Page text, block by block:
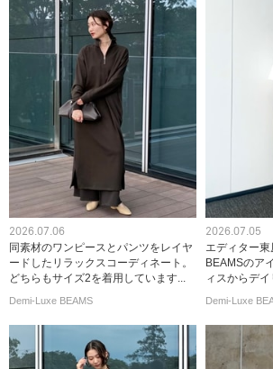
2026.07.06
同素材のワンピースとパンツをレイヤ
ードしたリラックスコーディネート。
どちらもサイズ2を着用しています...
Demi-Luxe BEAMS
2026.07.05
エディター
BEAMSのア
ィスからデイ
Demi-Luxe